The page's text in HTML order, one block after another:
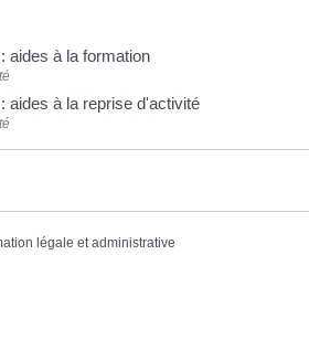
aides à la formation
aides à la reprise d'activité
légale et administrative